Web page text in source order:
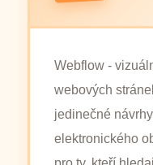
Webflow -
webových
jedinečné
elektronického